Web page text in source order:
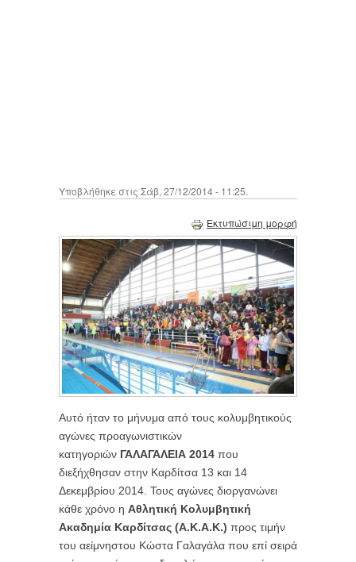
Υποβλήθηκε στις Σάβ, 27/12/2014 - 11:25.
Εκτυπώσιμη μορφή
Αυτό ήταν το μήνυμα από τους κολυμβητικούς
αγώνες προαγωνιστικών
κατηγοριών ΓΑΛΑΓΑΛΕΙΑ 2014 που
διεξήχθησαν στην Καρδίτσα 13 και 14
Δεκεμβρίου 2014. Τους αγώνες διοργανώνει
κάθε χρόνο η Αθλητική Κολυμβητική
Ακαδημία Καρδίτσας (Α.Κ.Α.Κ.) προς τιμήν
του αείμνηστου Κώστα Γαλαγάλα που επί σειρά